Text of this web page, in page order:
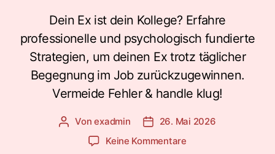
Dein Ex ist dein Kollege? Erfahre
professionelle und psychologisch fundierte
Strategien, um deinen Ex trotz täglicher
Begegnung im Job zurückzugewinnen.
Vermeide Fehler & handle klug!
Beitragsautor
Vonexadmin Veröffentlichungsdatum
26. Mai 2026
Keine Kommentarezu